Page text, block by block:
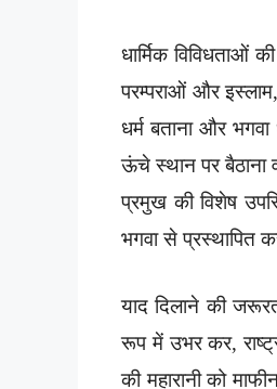
धार्मिक विविधताओं
परम्पराओं और
धर्म बताना और
ऊंचे स्थान पर
प्रमुख की विशेष
भगवा से प्रस्थापित
याद दिलाने की
रूप में उभर कर,
की महारानी को